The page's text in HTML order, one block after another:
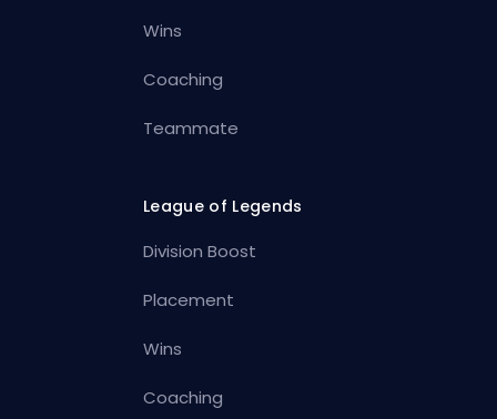
Wins
Coaching
Teammate
League of Legends
Division Boost
Placement
Wins
Coaching